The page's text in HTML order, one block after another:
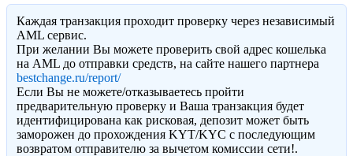
Каждая транзакция проходит проверку через независимый
AML сервис.
При желании Вы можете проверить свой адрес кошелька
на AML до отправки средств, на сайте нашего партнера
bestchange.ru/report/
Eсли Вы не можете/отказываетесь пройти
предварительную проверку и Ваша транзакция будет
идентифицирована как рисковая, депозит может быть
заморожен до прохождения KYT/KYC с последующим
возвратом отправителю за вычетом комиссии сети!.